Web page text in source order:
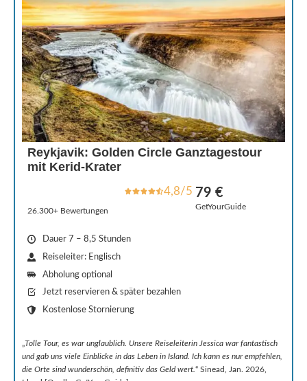
Reykjavik: Golden Circle Ganztagestour
mit Kerid-Krater
4,8/5
26.300+ Bewertungen
79 €
GetYourGuide
Dauer 7 – 8,5 Stunden
Reiseleiter: Englisch
Abholung optional
Jetzt reservieren & später bezahlen
Kostenlose Stornierung
„Tolle Tour, es war unglaublich. Unsere Reiseleiterin Jessica war fantastisch
und gab uns viele Einblicke in das Leben in Island. Ich kann es nur empfehlen,
die Orte sind wunderschön, definitiv das Geld wert. “ Sinead, Jan. 2026,